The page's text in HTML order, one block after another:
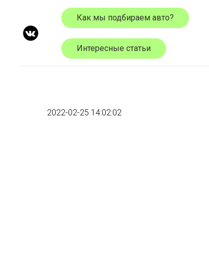
Как мы подбираем авто?
Интересные статьи
2022-02-25 14:02:02